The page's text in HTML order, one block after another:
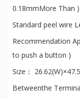
0.18mmMore Than )
Standard peel wire
Recommendation
to push a button )
Size：
Betweenthe